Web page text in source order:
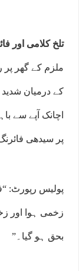
تلخ کلامی اور
ملزم کے گھر
کے درمیان
اچانک آپے سے
پر سیدھی
پولیس رپورٹ:
زخمی ہوا اور
بحق ہو گیا۔”